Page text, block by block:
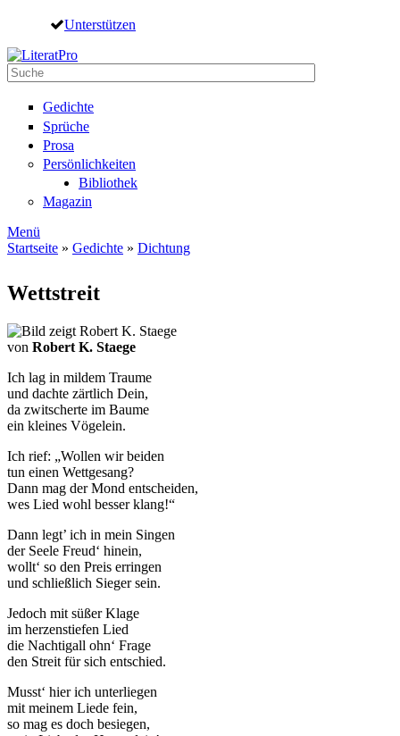
Direkt zum Inhalt
Unterstützen
Suche
Gedichte
Sprüche
Prosa
Persönlichkeiten
Bibliothek
Magazin
Menü
Startseite » Gedichte » Dichtung
Wettstreit
von Robert K. Staege
Ich lag in mildem Traume
und dachte zärtlich Dein,
da zwitscherte im Baume
ein kleines Vögelein.
Ich rief: „Wollen wir beiden
tun einen Wettgesang?
Dann mag der Mond entscheiden,
wes Lied wohl besser klang!“
Dann legt’ ich in mein Singen
der Seele Freud‘ hinein,
wollt‘ so den Preis erringen
und schließlich Sieger sein.
Jedoch mit süßer Klage
im herzenstiefen Lied
die Nachtigall ohn‘ Frage
den Streit für sich entschied.
Musst‘ hier ich unterliegen
mit meinem Liede fein,
so mag es doch besiegen,